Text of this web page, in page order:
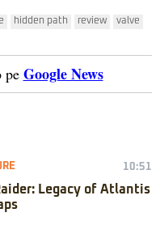
hidden path review valve
pe Google News
10:51
Legacy of Atlantis